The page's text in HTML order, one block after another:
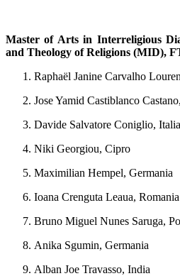
Master of Arts in Interreligious
and Theology of Religions (MID),
Raphaël Janine Carvalho
Jose Yamid Castiblanco
Davide Salvatore Coniglio, Italia
Niki Georgiou, Cipro
Maximilian Hempel, Germania
Ioana Crenguta Leaua, Romania
Bruno Miguel Nunes Saruga,
Anika Sgumin, Germania
Alban Joe Travasso, India